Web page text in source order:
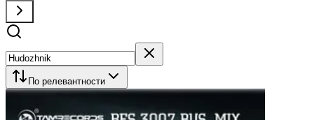
По релевантности